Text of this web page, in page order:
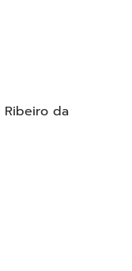
Ribeiro da